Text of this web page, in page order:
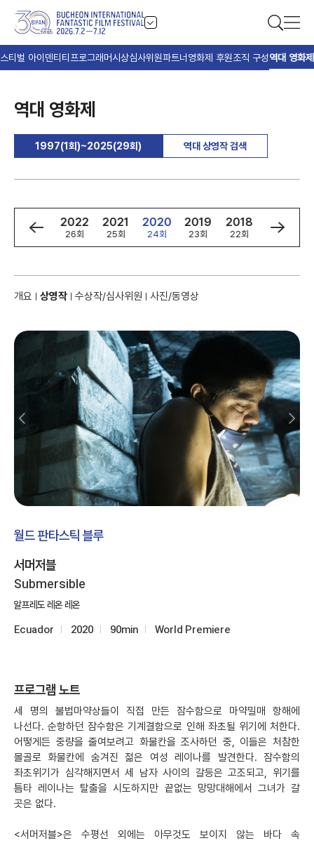
티벌 아이덴티티 프로그래머시상심사위원파트너 영화제 후원조직 구성역대 영화제
역대 영화제
1997(1회)~2025(29회) 역대 상영작 검색
2023
27회
2022
26회
2021
25회
2020
24회
2019
23회
2018
22회
2017
21회
개요 상영작 수상작/심사위원 사진/동영상
월드 판타스틱 블루
서머저블
Submersible
알프레도 레온 레온
Ecuador 2020 90min World Premiere
프로그램 노트
세 명의 불법마약상들이 직접 만든 잠수함으로 마약밀매 항해에
나선다. 순항하던 잠수함은 기계결함으로 인해 좌초될 위기에 처한다.
어떻게든 중량을 줄여보려고 화물칸을 조사하던 중, 이들은 처참한
몰골로 화물칸에 숨겨진 젊은 여성 레이나를 발견한다. 잠수함의
좌초위기가 심각해지면서 세 남자 사이의 갈등은 고조되고, 위기를
틈타 레이나는 탈출을 시도하지만 끝없는 망망대해에서 그녀가 갈
곳은 없다.
<서머저블>은 수평선 외에는 아무것도 보이지 않는 바다 속